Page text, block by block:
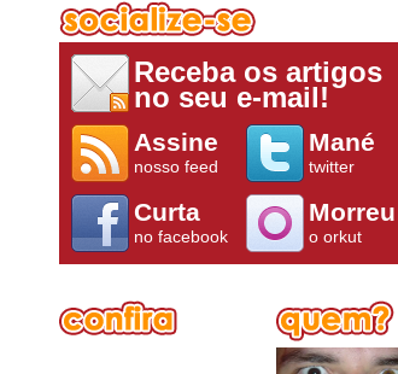
Receba os artigos
no seu e-mail!
Assine
nosso feed
Mané
twitter
Curta
no facebook
Morreu
o orkut